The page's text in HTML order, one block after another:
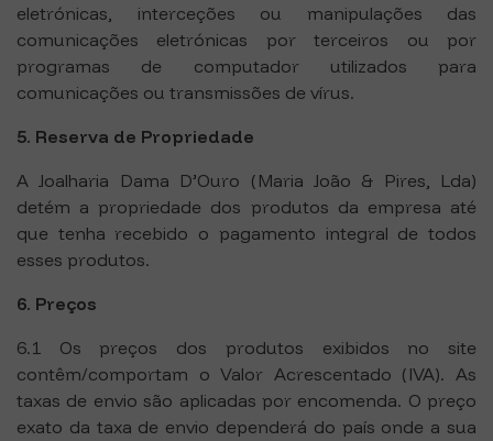
eletrónicas, interceções ou manipulações das
comunicações eletrónicas por terceiros ou por
programas de computador utilizados para
comunicações ou transmissões de vírus.
5. Reserva de Propriedade
A Joalharia Dama D’Ouro (Maria João & Pires, Lda)
detém a propriedade dos produtos da empresa até
que tenha recebido o pagamento integral de todos
esses produtos.
6. Preços
6.1 Os preços dos produtos exibidos no site
contêm/comportam o Valor Acrescentado (IVA). As
taxas de envio são aplicadas por encomenda. O preço
exato da taxa de envio dependerá do país onde a sua